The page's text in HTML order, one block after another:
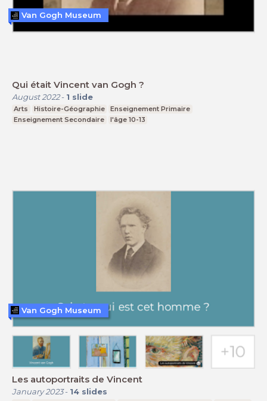
Qui était Vincent van Gogh ?
August 2022- 1 slide
Arts Histoire-Géographie
Enseignement Primaire
Enseignement Secondaire
l'âge 10-13
Van Gogh Museum
Les autoportraits de Vincent
January 2023- 14 slides
Van Gogh Museum